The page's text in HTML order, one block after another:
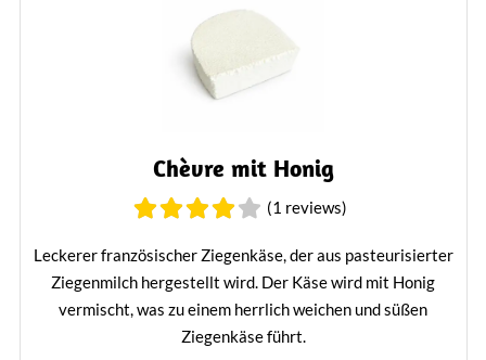
Chèvre mit Honig
(1 reviews)
Leckerer französischer Ziegenkäse, der aus pasteurisierter
Ziegenmilch hergestellt wird. Der Käse wird mit Honig
vermischt, was zu einem herrlich weichen und süßen
Ziegenkäse führt.